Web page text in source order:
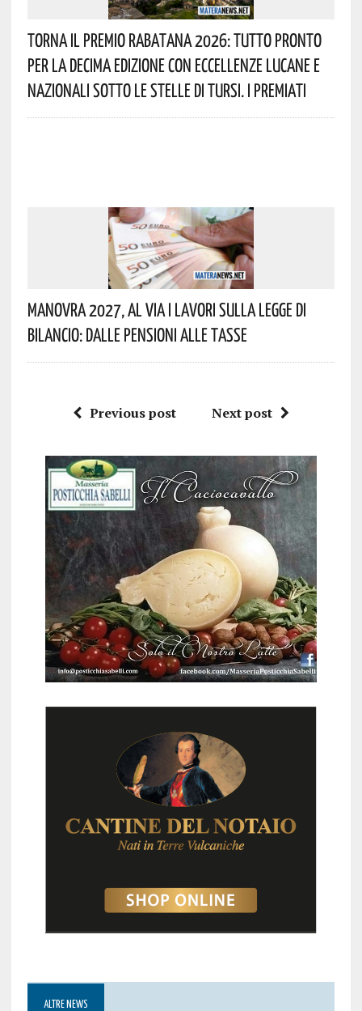
Torna Il Premio Rabatana 2026: Tutto Pronto
Per La Decima Edizione Con Eccellenze Lucane E
Nazionali Sotto Le Stelle Di Tursi. I Premiati
Manovra 2027, Al Via I Lavori Sulla Legge Di
Bilancio: Dalle Pensioni Alle Tasse
Previous post Next post
ALTRE NEWS